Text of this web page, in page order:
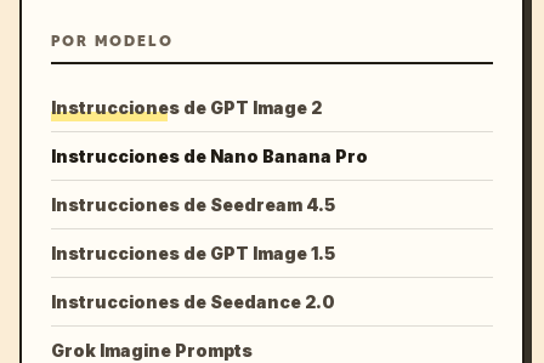
POR MODELO
Instrucciones de GPT Image 2
Instrucciones de Nano Banana Pro
Instrucciones de Seedream 4.5
Instrucciones de GPT Image 1.5
Instrucciones de Seedance 2.0
Grok Imagine Prompts